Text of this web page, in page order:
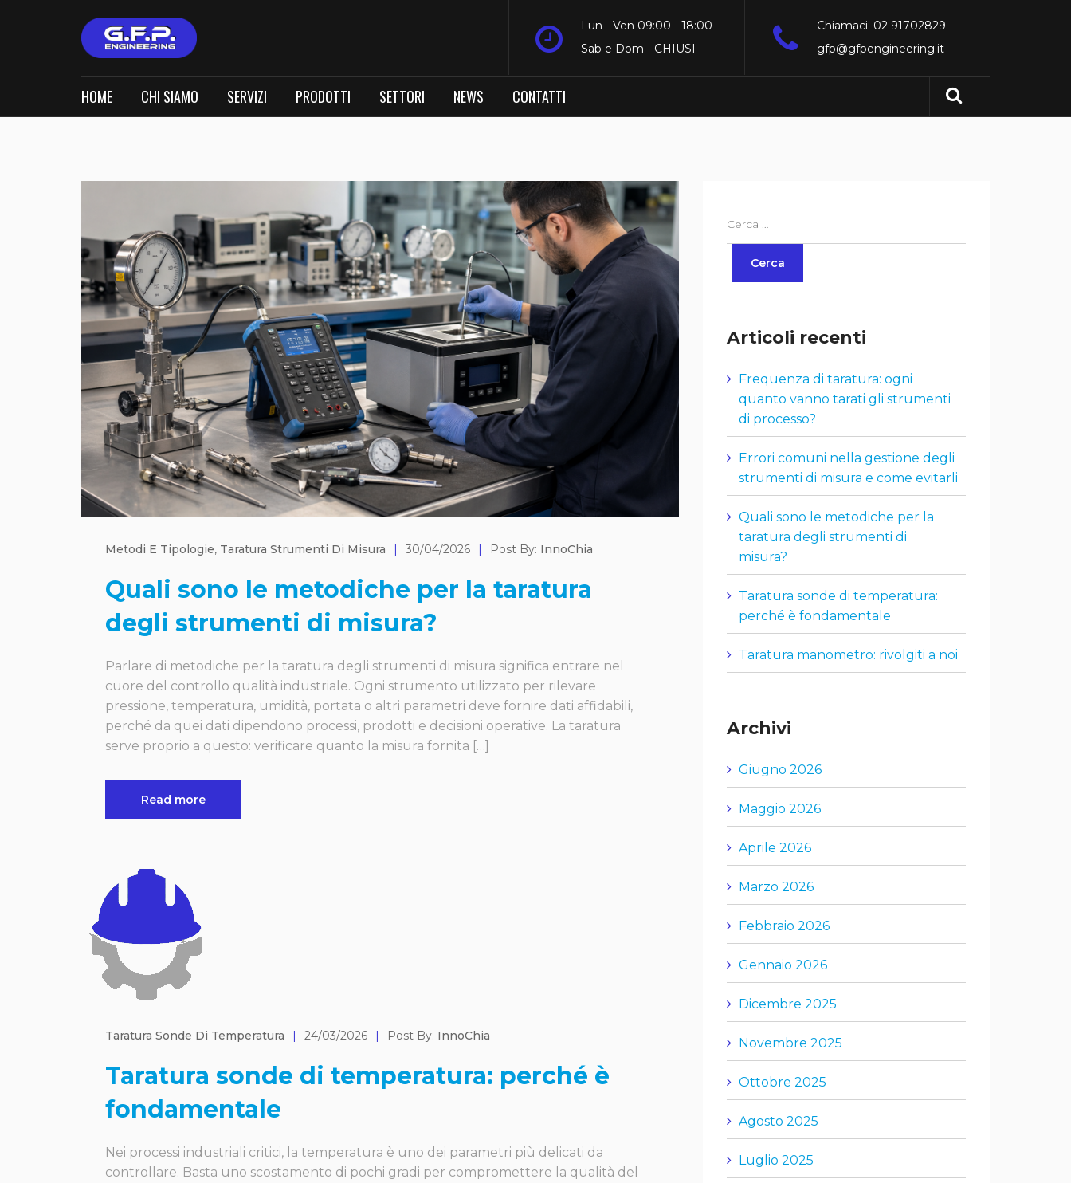
Chiamaci: 02 91702829
gfp@gfpengineering.it
Lun - Ven 09:00 - 18:00
Sab e Dom - CHIUSI
HOME CHI SIAMO SERVIZI PRODOTTI SETTORI NEWS CONTATTI
Metodi E Tipologie, Taratura Strumenti Di Misura | 30/04/2026 | Post By: InnoChia
Quali sono le metodiche per la taratura
degli strumenti di misura?
Parlare di metodiche per la taratura degli strumenti di misura significa entrare nel
cuore del controllo qualità industriale. Ogni strumento utilizzato per rilevare
pressione, temperatura, umidità, portata o altri parametri deve fornire dati affidabili,
perché da quei dati dipendono processi, prodotti e decisioni operative. La taratura
serve proprio a questo: verificare quanto la misura fornita […]
Read more
Taratura Sonde Di Temperatura | 24/03/2026 | Post By: InnoChia
Taratura sonde di temperatura: perché è
fondamentale
Nei processi industriali critici, la temperatura è uno dei parametri più delicati da
controllare. Basta uno scostamento di pochi gradi per compromettere la qualità del
Articoli recenti
Frequenza di taratura: ogni
quanto vanno tarati gli strumenti
di processo?
Errori comuni nella gestione degli
strumenti di misura e come evitarli
Quali sono le metodiche per la
taratura degli strumenti di
misura?
Taratura sonde di temperatura:
perché è fondamentale
Taratura manometro: rivolgiti a noi
Archivi
Giugno 2026
Maggio 2026
Aprile 2026
Marzo 2026
Febbraio 2026
Gennaio 2026
Dicembre 2025
Novembre 2025
Ottobre 2025
Agosto 2025
Luglio 2025